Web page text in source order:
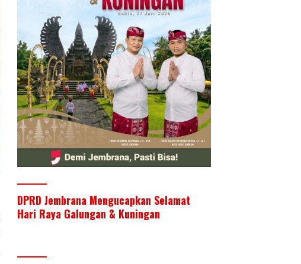
DPRD Jembrana Mengucapkan Selamat
Hari Raya Galungan & Kuningan